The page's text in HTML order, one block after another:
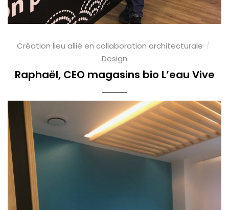
Création lieu allié en collaboration architecturale
Design
Raphaël, CEO magasins bio L’eau Vive